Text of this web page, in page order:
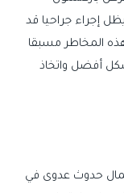
إجراء جراحيا قد
المخاطر مسبقا
أفضل واتخاذ
حدوث عدوى في